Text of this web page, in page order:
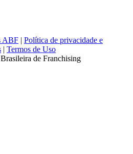
ABF | Política de privacidade e
| Termos de Uso
de Franchising